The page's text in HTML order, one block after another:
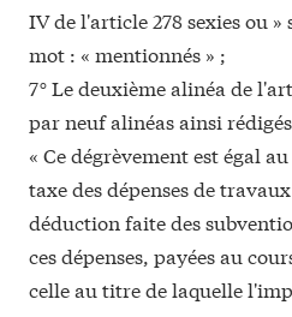
IV de l'article 278 sexies ou
mot : « mentionnés » ;
7° Le deuxième alinéa de
par neuf alinéas ainsi
« Ce dégrèvement est égal
taxe des dépenses de
déduction faite des
ces dépenses, payées au
celle au titre de laquelle